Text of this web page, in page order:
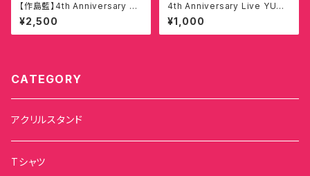
【作島藍】4th Anniversary Li
ve YUMMY!! BIRTHDAY!! P
ARTY!! プレゼント衣装 アク
リルスタンド
¥2,500
4th Anniversary Live YUM
MY!! BIRTHDAY!! PARTY!!
ヘイママンシール
¥1,000
CATEGORY
アクリルスタンド
Tシャツ